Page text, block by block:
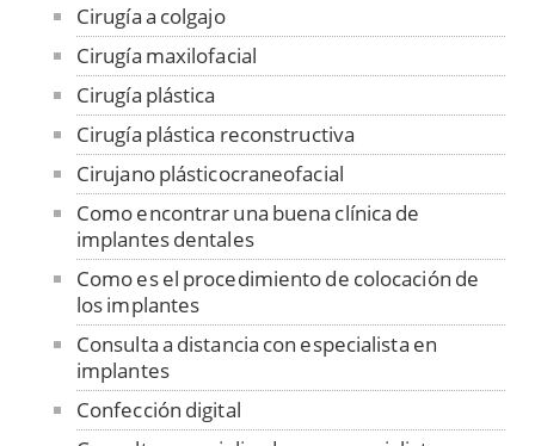
Cirugía a colgajo
Cirugía maxilofacial
Cirugía plástica
Cirugía plástica reconstructiva
Cirujano plásticocraneofacial
Como encontrar una buena clínica de
implantes dentales
Como es el procedimiento de colocación de
los implantes
Consulta a distancia con especialista en
implantes
Confección digital